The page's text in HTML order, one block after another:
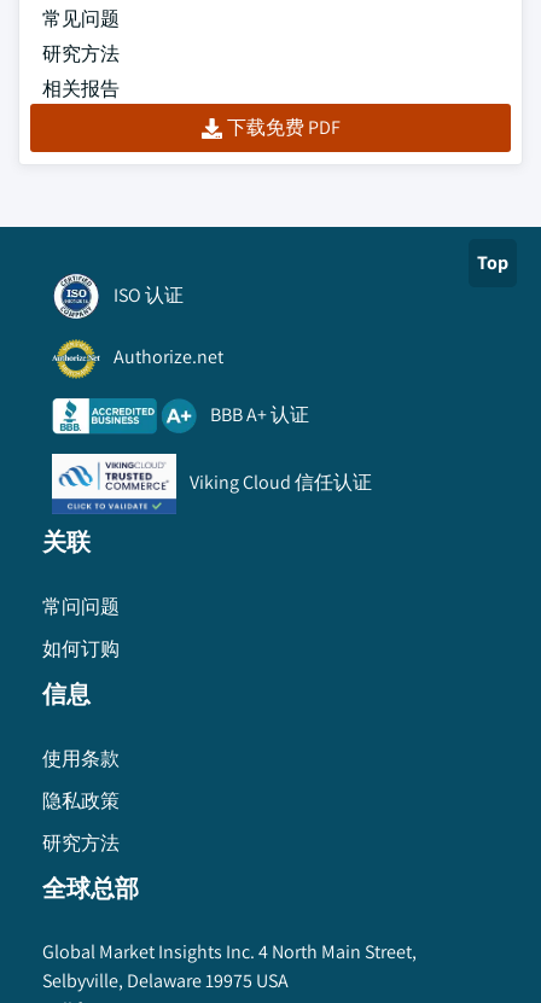
常见问题
研究方法
相关报告
下载免费 PDF
Top
ISO 认证
Authorize.net
BBB A+ 认证
Viking Cloud 信任认证
关联
常问问题
如何订购
信息
使用条款
隐私政策
研究方法
全球总部
Global Market Insights Inc. 4 North Main Street,
Selbyville, Delaware 19975 USA